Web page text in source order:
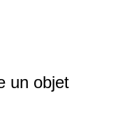
un objet